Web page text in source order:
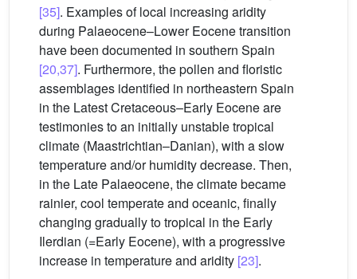
[35]. Examples of local increasing aridity
during Palaeocene–Lower Eocene transition
have been documented in southern Spain
[20,37]. Furthermore, the pollen and floristic
assemblages identified in northeastern Spain
in the Latest Cretaceous–Early Eocene are
testimonies to an initially unstable tropical
climate (Maastrichtian–Danian), with a slow
temperature and/or humidity decrease. Then,
in the Late Palaeocene, the climate became
rainier, cool temperate and oceanic, finally
changing gradually to tropical in the Early
Ilerdian (=Early Eocene), with a progressive
increase in temperature and aridity [23].